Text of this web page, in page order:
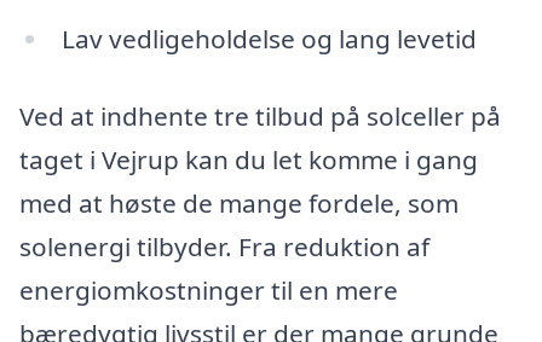
Lav vedligeholdelse og lang levetid
Ved at indhente tre tilbud på solceller på
taget i Vejrup kan du let komme i gang
med at høste de mange fordele, som
solenergi tilbyder. Fra reduktion af
energiomkostninger til en mere
bæredygtig livsstil er der mange grunde